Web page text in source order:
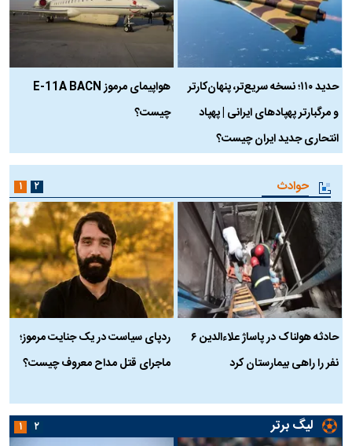
حدید ۱۱۰؛ نسخه سریع‌تر، پنهان‌کارتر
و مرگبارتر پهپادهای ایرانی | پهپاد
انتحاری جدید ایران چیست؟
هواپیمای مرموز E-11A BACN
چیست؟
حوادث
حادثه هولناک در پاساژ علاءالدین ۶
نفر را راهی بیمارستان کرد
ردپای سیاست در یک جنایت مرموز؛
ماجرای قتل مداح معروف چیست؟
۱ ۲
لیگ برتر ۱ ۲